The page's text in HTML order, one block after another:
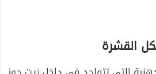
القشرة